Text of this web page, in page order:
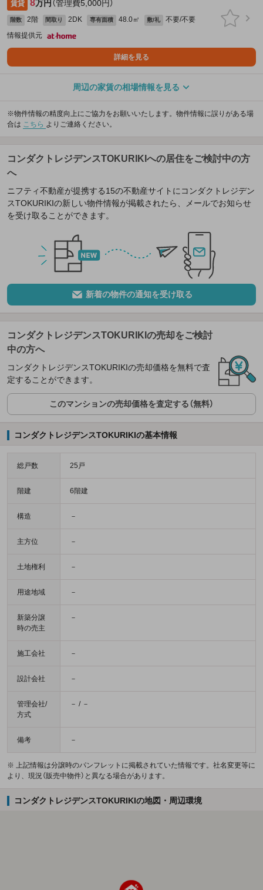
賃貸 8万円 （管理費5,000円）
階数 2階 間取り 2DK 専有面積 48.0㎡ 敷/礼
不要/不要
情報提供元
詳細を見る
周辺の家賃の相場情報を見る
※物件情報の精度向上にご協力をお願いいたします。物件情報に誤りがある場
合は こちら よりご連絡ください。
コンダクトレジデンスTOKURIKIへの居住をご検討中の方
へ
ニフティ不動産が提携する15の不動産サイトにコンダクトレジデン
スTOKURIKIの新しい物件情報が掲載されたら、メールでお知らせ
を受け取ることができます。
新着の物件の通知を受け取る
コンダクトレジデンスTOKURIKIの売却をご検討
中の方へ
コンダクトレジデンスTOKURIKIの売却価格を無料で査
定することができます。
このマンションの売却価格を査定する（無料）
コンダクトレジデンスTOKURIKIの基本情報
総戸数 25戸
階建 6階建
構造 －
主方位 －
土地権利 －
用途地域 －
新築分譲
時の売主
－
施工会社 －
設計会社 －
管理会社/
方式
－ / －
備考 －
※ 上記情報は分譲時のパンフレットに掲載されていた情報です。社名変更等に
より、現況（販売中物件）と異なる場合があります。
コンダクトレジデンスTOKURIKIの地図・周辺環境